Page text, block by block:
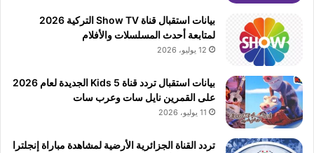
بيانات استقبال قناة Show TV التركية 2026
لمتابعة أحدث المسلسلات والأفلام
12 يوليو، 2026
بيانات استقبال تردد قناة 5 Kids الجديدة لعام 2026
على القمرين نايل سات وعرب سات
11 يوليو، 2026
تردد القناة الجزائرية الأرضية لمشاهدة مباراة إنجلترا